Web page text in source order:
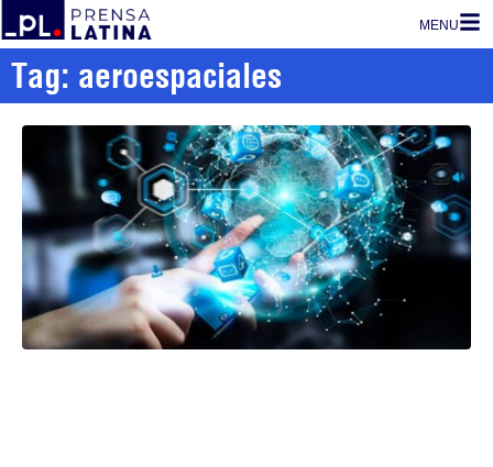
MENU
Tag: aeroespaciales